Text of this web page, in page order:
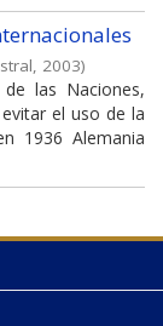
, 2003)
las Naciones,
el uso de la
1936 Alemania